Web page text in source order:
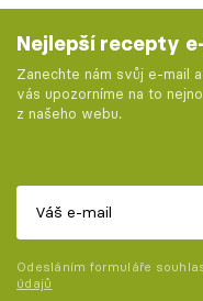
Nejlepší recepty
Zanechte nám svůj e-mail
vás upozorníme na to
z našeho webu.
Odesláním formuláře
údajů